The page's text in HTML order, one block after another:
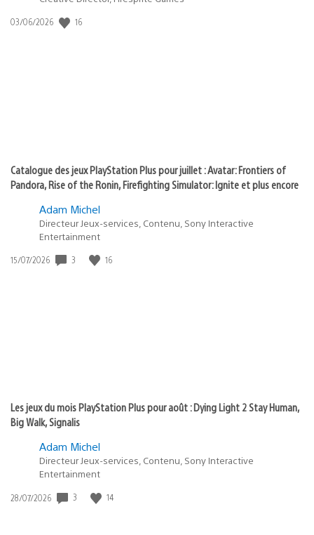
:
Date
03/06/2026 16
Catalogue des jeux PlayStation Plus pour juillet : Avatar: Frontiers of
Pandora, Rise of the Ronin, Firefighting Simulator: Ignite et plus encore
Adam Michel
Directeur Jeux-services, Contenu, Sony Interactive
Entertainment
Date
15/07/2026 3 16
Les jeux du mois PlayStation Plus pour août : Dying Light 2 Stay Human,
Big Walk, Signalis
Adam Michel
Directeur Jeux-services, Contenu, Sony Interactive
Entertainment
Date
28/07/2026 3 14